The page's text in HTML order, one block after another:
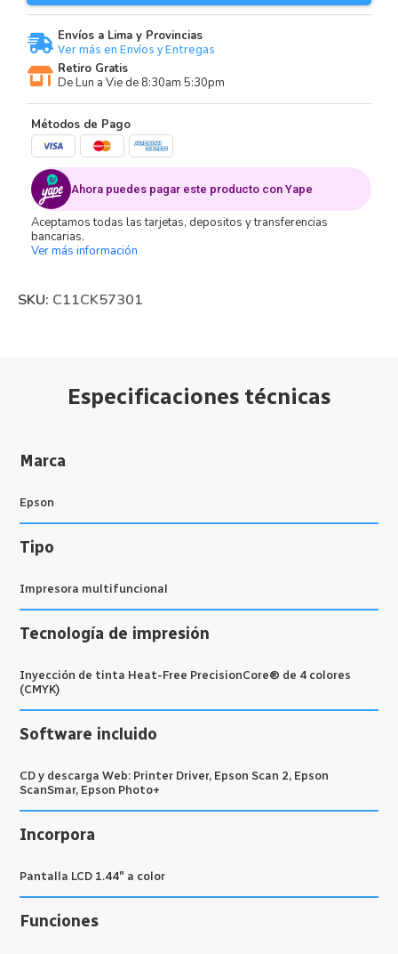
Envíos a Lima y Provincias
Ver más en Envíos y Entregas
Retiro Gratis
De Lun a Vie de 8:30am 5:30pm
Métodos de Pago
Ahora puedes pagar este producto con Yape
Aceptamos todas las tarjetas, depositos y transferencias
bancarias.
Ver más información
SKU: C11CK57301
Especificaciones técnicas
Marca
Epson
Tipo
Impresora multifuncional
Tecnología de impresión
Inyección de tinta Heat-Free PrecisionCore® de 4 colores
(CMYK)
Software incluido
CD y descarga Web: Printer Driver, Epson Scan 2, Epson
ScanSmar, Epson Photo+
Incorpora
Pantalla LCD 1.44″ a color
Funciones